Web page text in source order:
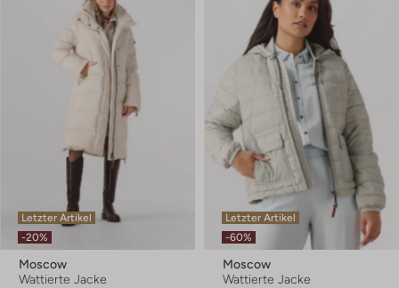
Letzter Artikel
-20%
Moscow
Wattierte Jacke
Letzter Artikel
-60%
Moscow
Wattierte Jacke